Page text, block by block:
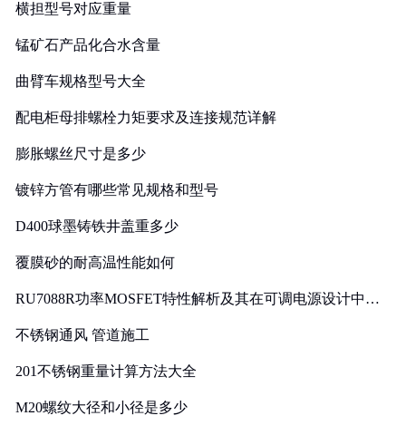
横担型号对应重量
锰矿石产品化合水含量
曲臂车规格型号大全
配电柜母排螺栓力矩要求及连接规范详解
膨胀螺丝尺寸是多少
镀锌方管有哪些常见规格和型号
D400球墨铸铁井盖重多少
覆膜砂的耐高温性能如何
RU7088R功率MOSFET特性解析及其在可调电源设计中的
不锈钢通风 管道施工
201不锈钢重量计算方法大全
M20螺纹大径和小径是多少